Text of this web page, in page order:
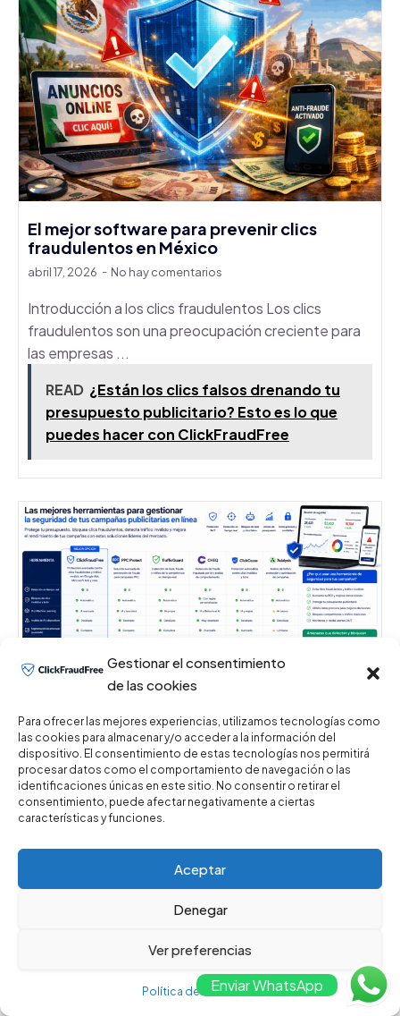
Gestionar el consentimiento
de las cookies
Para ofrecer las mejores experiencias, utilizamos tecnologías como
las cookies para almacenar y/o acceder a la información del
dispositivo. El consentimiento de estas tecnologías nos permitirá
procesar datos como el comportamiento de navegación o las
identificaciones únicas en este sitio. No consentir o retirar el
consentimiento, puede afectar negativamente a ciertas
características y funciones.
Aceptar
Denegar
Ver preferencias
Política de Privacidad
El mejor software para prevenir clics
fraudulentos en México
abril 17, 2026 No hay comentarios
Introducción a los clics fraudulentos Los clics
fraudulentos son una preocupación creciente para
las empresas ...
READ ¿Están los clics falsos drenando tu
presupuesto publicitario? Esto es lo que
puedes hacer con ClickFraudFree
¿Cuáles son las mejores herramientas para
gestionar la seguridad de las campañas
publicitarias en línea?
Introducción a la seguridad publicitaria En el mundo
del marketing digital, la seguridad publicitaria se ...
Enviar WhatsApp